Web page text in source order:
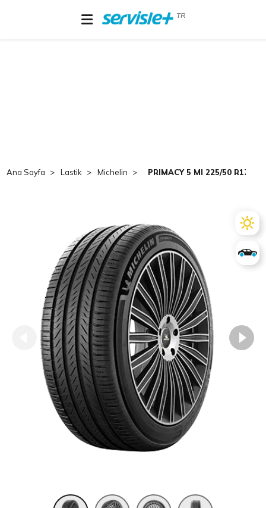
TR
Ana Sayfa Lastik Michelin PRIMACY 5 MI 225/50 R17